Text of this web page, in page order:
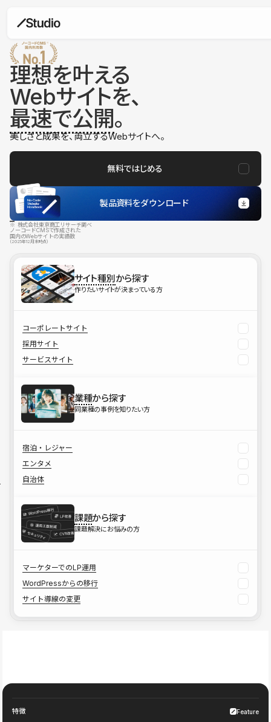
理想を叶える
Webサイトを、
最速で公開。
美しさと成果を、両立するWebサイトへ。
無料ではじめる
製品資料をダウンロード
※ 株式会社東京商工リサーチ調べ
ノーコードCMSで作成された
国内のWebサイトの実績数
（2025年12月末時点）
サイト種別から探す
作りたいサイトが決まっている方
コーポレートサイト
採用サイト
サービスサイト
業種から探す
同業種の事例を知りたい方
宿泊・レジャー
エンタメ
自治体
課題から探す
課題解決にお悩みの方
マーケターでのLP運用
WordPressからの移行
サイト導線の変更
特徴 Feature